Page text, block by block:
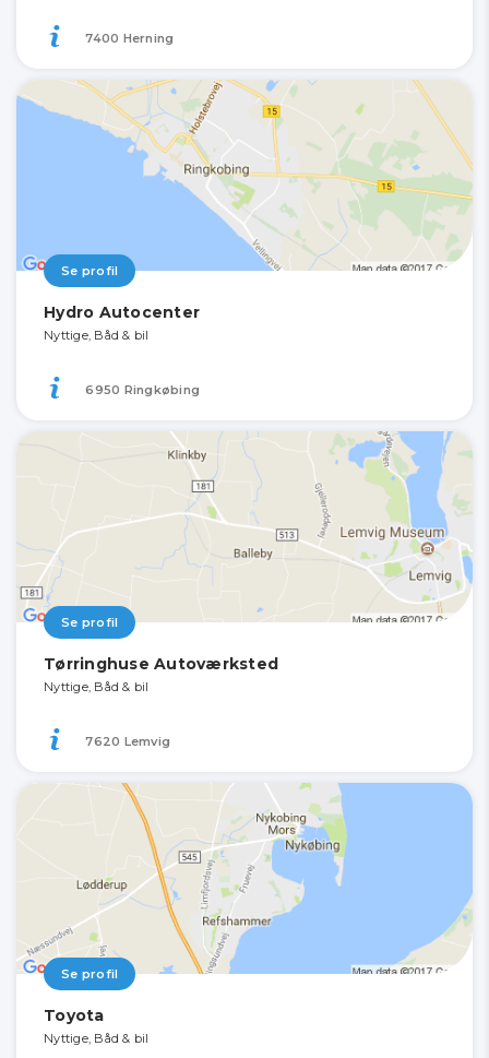
7400 Herning
Se profil
Hydro Autocenter
Nyttige, Båd & bil
6950 Ringkøbing
Se profil
Tørringhuse Autoværksted
Nyttige, Båd & bil
7620 Lemvig
Se profil
Toyota
Nyttige, Båd & bil